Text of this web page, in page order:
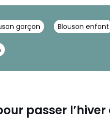
garçon Blouson enfant
passer